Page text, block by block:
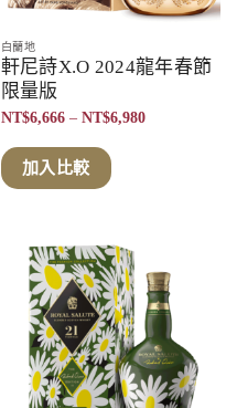
白蘭地
軒尼詩X.O 2024龍年春節
限量版
NT$6,666 – NT$6,980價
加入比較